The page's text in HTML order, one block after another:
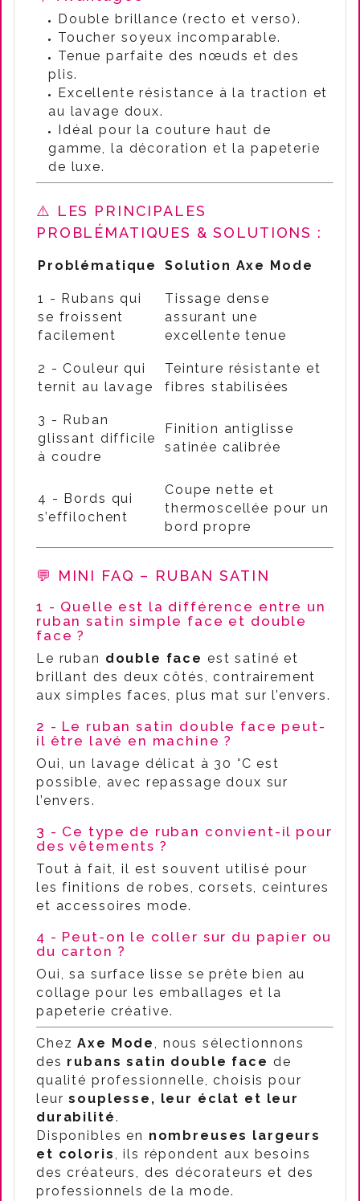
Double brillance (recto et verso).
Toucher soyeux incomparable.
Tenue parfaite des nœuds et des
plis.
Excellente résistance à la traction et
au lavage doux.
Idéal pour la couture haut de
gamme, la décoration et la papeterie
de luxe.
⚠️ LES PRINCIPALES
PROBLÉMATIQUES & SOLUTIONS :
Problématique Solution Axe Mode
1 - Rubans qui
se froissent
facilement
Tissage dense
assurant une
excellente tenue
2 - Couleur qui
ternit au lavage
Teinture résistante et
fibres stabilisées
3 - Ruban
glissant difficile
à coudre
Finition antiglisse
satinée calibrée
4 - Bords qui
s’effilochent
Coupe nette et
thermoscellée pour un
bord propre
💬 MINI FAQ – RUBAN SATIN
1 - Quelle est la différence entre un
ruban satin simple face et double
face ?
Le ruban double face est satiné et
brillant des deux côtés, contrairement
aux simples faces, plus mat sur l’envers.
2 - Le ruban satin double face peut-
il être lavé en machine ?
Oui, un lavage délicat à 30 °C est
possible, avec repassage doux sur
l’envers.
3 - Ce type de ruban convient-il pour
des vêtements ?
Tout à fait, il est souvent utilisé pour
les finitions de robes, corsets, ceintures
et accessoires mode.
4 - Peut-on le coller sur du papier ou
du carton ?
Oui, sa surface lisse se prête bien au
collage pour les emballages et la
papeterie créative.
ChezAxe Mode, nous sélectionnons
des rubans satin double face de
qualité professionnelle, choisis pour
leursouplesse, leur éclat et leur
durabilité.
Disponibles en nombreuses largeurs
et coloris, ils répondent aux besoins
des créateurs, des décorateurs et des
professionnels de la mode.